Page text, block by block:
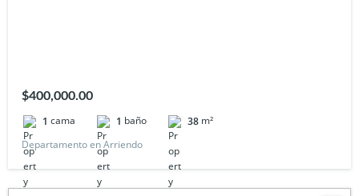
$400,000.00
1 cama 1 baño 38 m²
Departamento en Arriendo